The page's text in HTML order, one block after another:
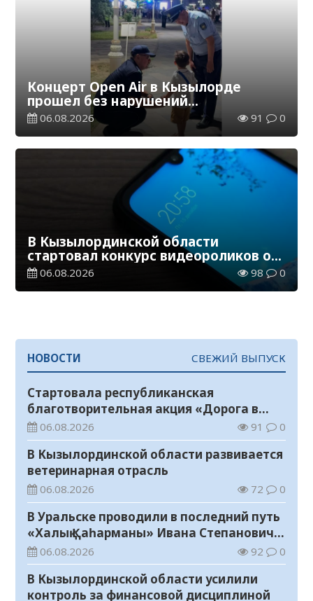
Концерт Open Air в Кызылорде
прошел без нарушений
общественного порядка
06.08.2026 91 0
В Кызылординской области
стартовал конкурс видеороликов о
семейных ценностях и Конституции
06.08.2026 98 0
НОВОСТИ СВЕЖИЙ ВЫПУСК
Стартовала республиканская
благотворительная акция «Дорога в
школу»
06.08.2026 91 0
В Кызылординской области развивается
ветеринарная отрасль
06.08.2026 72 0
В Уральске проводили в последний путь
«Халық Қаһарманы» Ивана Степановича
Гапича
06.08.2026 92 0
В Кызылординской области усилили
контроль за финансовой дисциплиной